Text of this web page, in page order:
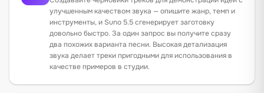
улучшенным качеством звука — опишите жанр, темп и
инструменты, и Suno 5.5 сгенерирует заготовку
довольно быстро. За один запрос вы получите сразу
два похожих варианта песни. Высокая детализация
звука делает треки пригодными для использования в
качестве примеров в студии.